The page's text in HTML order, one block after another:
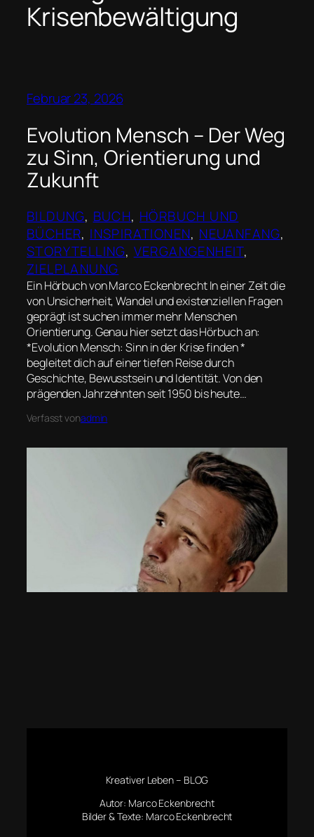
Krisenbewältigung
Februar 23, 2026
Evolution Mensch – Der Weg
zu Sinn, Orientierung und
Zukunft
BILDUNG, BUCH, HÖRBUCH UND
BÜCHER, INSPIRATIONEN, NEUANFANG
STORYTELLING, VERGANGENHEIT
ZIELPLANUNG
Ein Hörbuch von Marco Eckenbrecht In einer Zeit die
von Unsicherheit, Wandel und existenziellen Fragen
geprägt ist suchen immer mehr Menschen
Orientierung. Genau hier setzt das Hörbuch an:
*Evolution Mensch: Sinn in der Krise finden *
begleitet dich auf einer tiefen Reise durch
Geschichte, Bewusstsein und Identität. Von den
prägenden Jahrzehnten seit 1950 bis heute…
Verfasst vonadmin
Kreativer Leben – BLOG
Autor: Marco Eckenbrecht
Bilder & Texte: Marco Eckenbrecht